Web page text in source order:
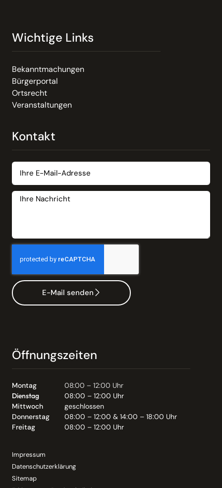
Wichtige Links
Bekanntmachungen
Bürgerportal
Ortsrecht
Veranstaltungen
Kontakt
E-Mail senden
Öffnungszeiten
Montag
08:00 – 12:00 Uhr
Dienstag
08:00 – 12:00 Uhr
Mittwoch
geschlossen
Donnerstag
08:00 – 12:00 & 14:00 – 18:00 Uhr
Freitag
08:00 – 12:00 Uhr
Impressum
Datenschutzerklärung
Sitemap